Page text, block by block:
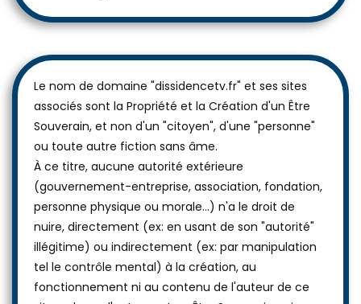
Le nom de domaine "dissidencetv.fr" et ses sites
associés sont la Propriété et la Création d'un Être
Souverain, et non d'un "citoyen", d'une "personne"
ou toute autre fiction sans âme.
À ce titre, aucune autorité extérieure
(gouvernement-entreprise, association, fondation,
personne physique ou morale...) n'a le droit de
nuire, directement (ex: en usant de son "autorité"
illégitime) ou indirectement (ex: par manipulation
tel le contrôle mental) à la création, au
fonctionnement ni au contenu de l'auteur de ce